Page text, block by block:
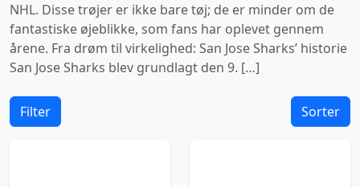
NHL. Disse trøjer er ikke bare tøj; de er minder om de
fantastiske øjeblikke, som fans har oplevet gennem
årene. Fra drøm til virkelighed: San Jose Sharks’ historie
San Jose Sharks blev grundlagt den 9. […]
Filter Sorter